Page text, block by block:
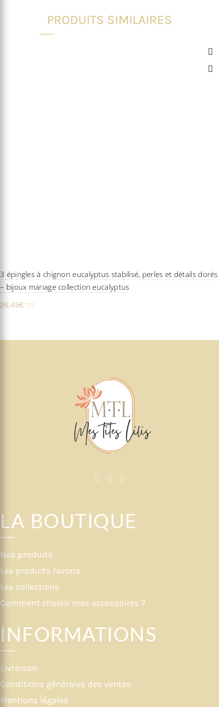
PRODUITS SIMILAIRES
3 épingles à chignon eucalyptus stabilisé, perles et détails dorés
– bijoux mariage collection eucalyptus
26,45€ TTC
LA BOUTIQUE
Nos produits
Les produits favoris
Les collections
Comment choisir mes accessoires ?
INFORMATIONS
Livraison
Conditions générales des ventes
Mentions légales